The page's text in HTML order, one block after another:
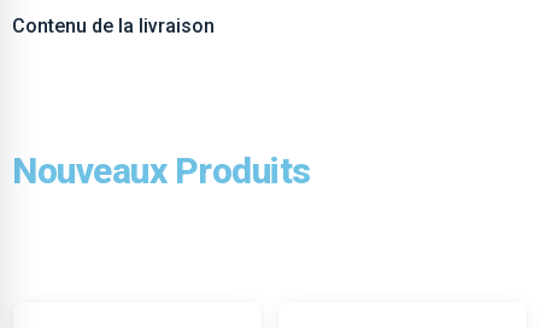
Contenu de la livraison
Nouveaux Produits